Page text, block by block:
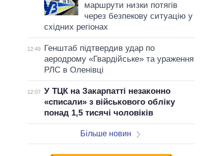
маршрути низки потягів
через безпекову ситуацію у
східних регіонах
12:49
Генштаб підтвердив удар по
аеродрому «Гвардійське» та ураження
РЛС в Оленівці
12:07 У ТЦК на Закарпатті незаконно
«списали» з військового обліку
понад 1,5 тисячі чоловіків
Більше новин